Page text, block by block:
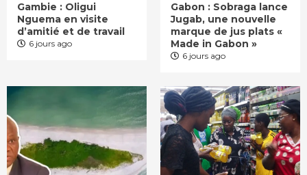
Gambie : Oligui
Nguema en visite
d’amitié et de travail
6 jours ago
Gabon : Sobraga lance
Jugab, une nouvelle
marque de jus plats «
Made in Gabon »
6 jours ago